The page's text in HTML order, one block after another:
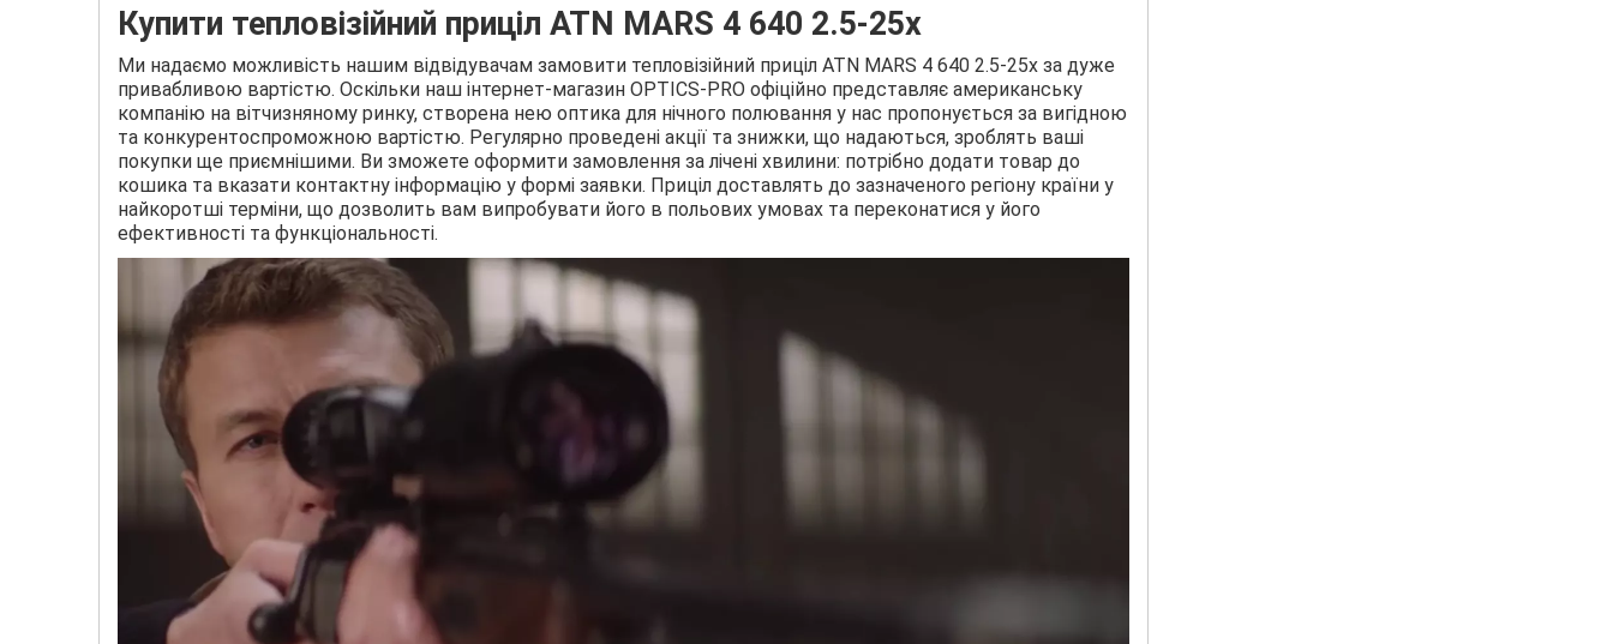
Купити тепловізійний приціл ATN MARS 4 640 2.5-25x
Ми надаємо можливість нашим відвідувачам замовити тепловізійний приціл ATN MARS 4 640 2.5-25x за дуже
привабливою вартістю. Оскільки наш інтернет-магазин OPTICS-PRO офіційно представляє американську
компанію на вітчизняному ринку, створена нею оптика для нічного полювання у нас пропонується за вигідною
та конкурентоспроможною вартістю. Регулярно проведені акції та знижки, що надаються, зроблять ваші
покупки ще приємнішими. Ви зможете оформити замовлення за лічені хвилини: потрібно додати товар до
кошика та вказати контактну інформацію у формі заявки. Приціл доставлять до зазначеного регіону країни у
найкоротші терміни, що дозволить вам випробувати його в польових умовах та переконатися у його
ефективності та функціональності.